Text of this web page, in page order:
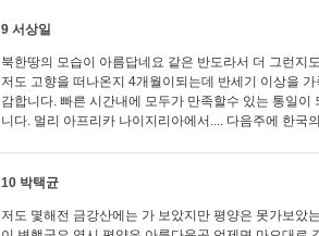
9 서상일
북한땅의 모습이 아름답네요 같은 반도라서 더 그런지
저도 고향을 떠나온지 4개월이되는데 반세기 이상을
감합니다. 빠른 시간내에 모두가 만족할수 있는 통일
니다. 멀리 아프리카 나이지리아에서.... 다음주에 한국
10 박택균
저도 몇해전 금강산에는 가 보았지만 평양은 못가보았